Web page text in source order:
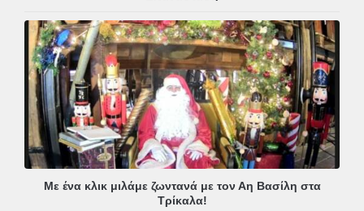
Με ένα κλικ μιλάμε ζωντανά με τον Αη Βασίλη στα
Τρίκαλα!